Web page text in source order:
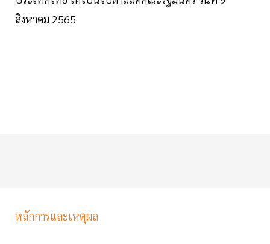
สิงหาคม 2565
หลักการและเหตุผล